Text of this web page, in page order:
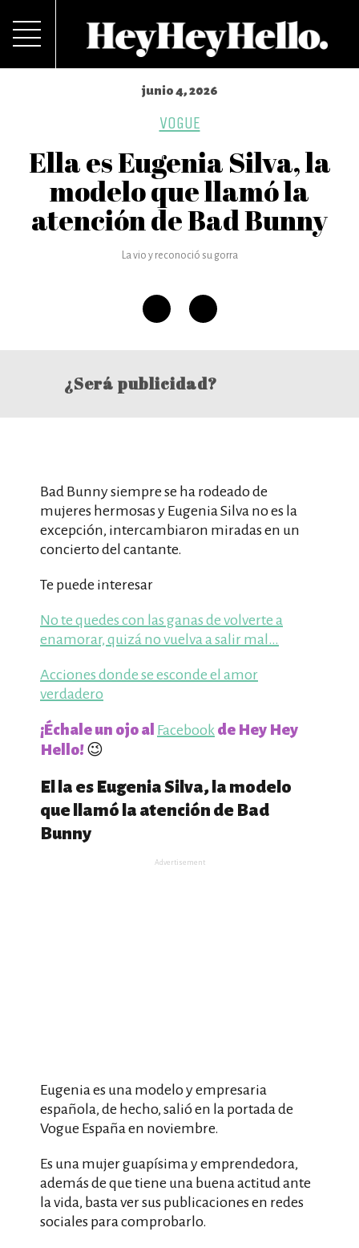
junio 4, 2026
VOGUE
Ella es Eugenia Silva, la
modelo que llamó la
atención de Bad Bunny
La vio y reconoció su gorra
¿Será publicidad?
Bad Bunny siempre se ha rodeado de
mujeres hermosas y Eugenia Silva no es la
excepción, intercambiaron miradas en un
concierto del cantante.
Te puede interesar
No te quedes con las ganas de volverte a
enamorar, quizá no vuelva a salir mal…
Acciones donde se esconde el amor
verdadero
¡Échale un ojo al Facebook de Hey Hey
Hello! 😉
El la es Eugenia Silva, la modelo
que llamó la atención de Bad
Bunny
Advertisement
Eugenia es una modelo y empresaria
española, de hecho, salió en la portada de
Vogue España en noviembre.
Es una mujer guapísima y emprendedora,
además de que tiene una buena actitud ante
la vida, basta ver sus publicaciones en redes
sociales para comprobarlo.